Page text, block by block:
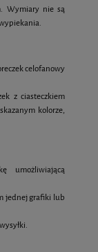
Wymiary nie są
celofanowy
z ciasteczkiem
kolorze,
umożliwiającą
jednej grafiki lub